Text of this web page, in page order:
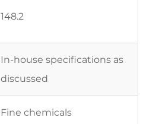
148.2
In-house specifications as
discussed
Fine chemicals